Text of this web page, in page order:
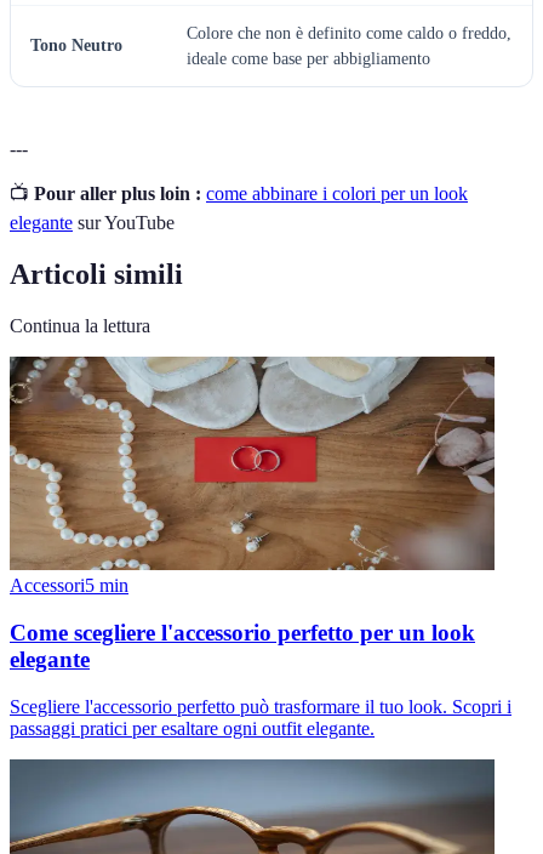
Tono Neutro
Colore che non è definito come caldo o freddo,
ideale come base per abbigliamento
---
📺 Pour aller plus loin : come abbinare i colori per un look
elegante sur YouTube
Articoli simili
Continua la lettura
Accessori5 min
Come scegliere l'accessorio perfetto per un look
elegante
Scegliere l'accessorio perfetto può trasformare il tuo look. Scopri i
passaggi pratici per esaltare ogni outfit elegante.